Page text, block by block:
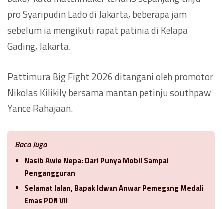
pro Syaripudin Lado di Jakarta, beberapa jam
sebelum ia mengikuti rapat patinia di Kelapa
Gading, Jakarta.
Pattimura Big Fight 2026 ditangani oleh promotor
Nikolas Kilikily bersama mantan petinju southpaw
Yance Rahajaan.
Baca Juga
Nasib Awie Nepa: Dari Punya Mobil Sampai
Pengangguran
Selamat Jalan, Bapak Idwan Anwar Pemegang Medali
Emas PON VII